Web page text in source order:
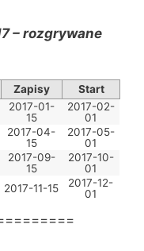
– rozgrywane
Zapisy
Start
2017-01-
15
2017-02-
01
2017-04-
15
2017-05-
01
2017-09-
15
2017-10-
01
2017-11-15
2017-12-
01